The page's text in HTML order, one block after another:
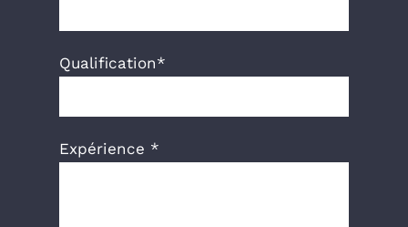
Qualification*
Expérience *